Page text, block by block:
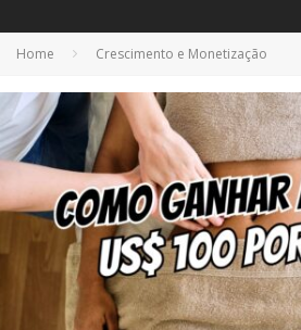
Home Crescimento e Monetização